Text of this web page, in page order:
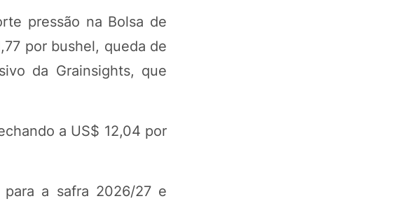
pressão na Bolsa de
por bushel, queda de
da Grainsights, que
a US$ 12,04 por
a safra 2026/27 e